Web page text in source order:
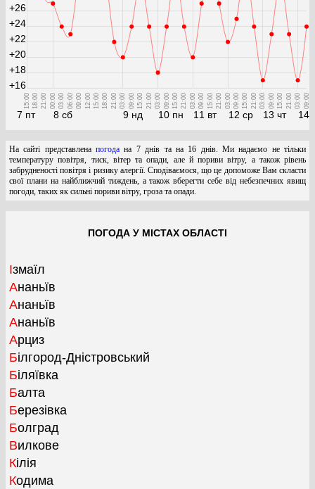
7 пт
15:00 18:00 21:00
8 сб
00:00 03:00 06:00 09:00 12:00 15:00 18:00 21:00
9 нд
03:00 09:00 15:00 21:00
10 пн
03:00 09:00 15:00 21:00
11 вт
03:00 09:00 15:00 21:00
12 ср
03:00 09:00 15:00 21:00
13 чт
03:00 09:00 15:00 21:00
14
03:00 09:00
+16
+18
+20
+22
+24
+26
На сайті представленапогода на 7 днів та на 16 днів. Ми надаємо не тільки
температуру повітря, тиск, вітер та опади, але й пориви вітру, а також рівень
забрудненості повітря і ризику алергії. Сподіваємося, що це допоможе Вам скласти
свої плани на найближчий тиждень, а також вберегти себе від небезпечних явищ
погоди, таких як сильні пориви вітру, гроза та опади.
ПОГОДА У МІСТАХ ОБЛАСТІ
Ізмаїл
Ананьїв
Ананьїв
Ананьїв
Арциз
Білгород-Дністровський
Біляївка
Балта
Березівка
Болград
Вилкове
Кілія
Кодима